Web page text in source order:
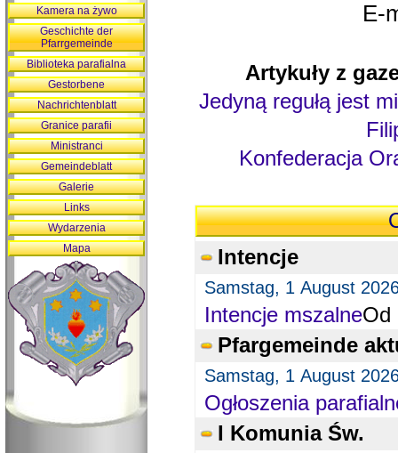
E-
Artykuły z
Jedyną regułą jest
Konfederacja
Intencje
Samstag, 1 August
Intencje mszalneOd
Pfargemeinde
Samstag, 1 August
Ogłoszenia
I Komunia Św.
Kamera na żywo
Geschichte der
Pfarrgemeinde
Biblioteka parafialna
Gestorbene
Nachrichtenblatt
Granice parafii
Ministranci
Gemeindeblatt
Galerie
Links
Wydarzenia
Mapa